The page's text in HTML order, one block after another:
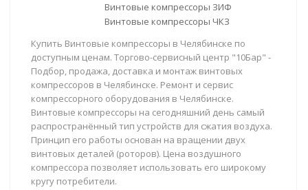
Винтовые компрессоры ЗИФ
Винтовые компрессоры ЧКЗ
Купить Винтовые компрессоры в Челябинске по
доступным ценам. Торгово-сервисный центр "10Бар" -
Подбор, продажа, доставка и монтаж винтовых
компрессоров в Челябинске. Ремонт и сервис
компрессорного оборудования в Челябинске.
Винтовые компрессоры на сегодняшний день самый
распространённый тип устройств для сжатия воздуха.
Принцип его работы основан на вращении двух
винтовых деталей (роторов). Цена воздушного
компрессора позволяет использовать его широкому
кругу потребители.